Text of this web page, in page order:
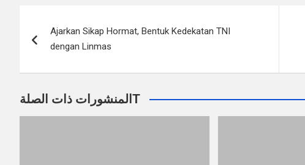
posAjarkan Sikap Hormat, Bentuk Kedekatan TNI
dengan Linmas
المنشورات ذات الصلةT